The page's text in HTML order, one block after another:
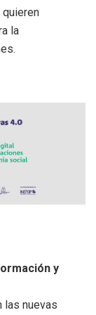
la
y
las nuevas